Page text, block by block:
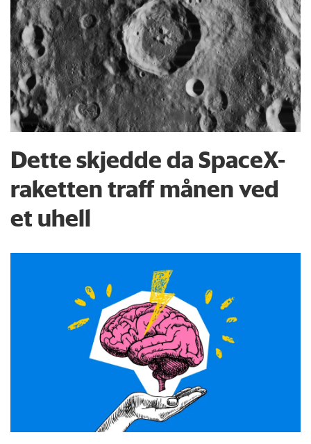
Dette skjedde da SpaceX-
raketten traff månen ved
et uhell